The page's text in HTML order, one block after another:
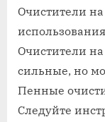
Очистители
Очистители на
сильные, но
Пенные
Следуйте